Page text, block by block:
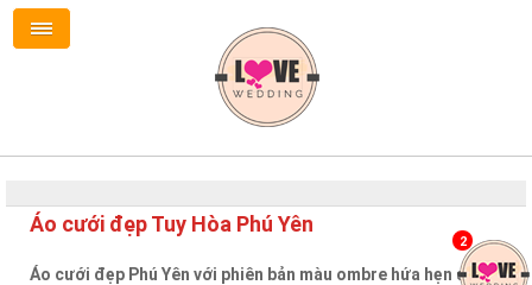
Áo cưới đẹp Tuy Hòa Phú Yên
Áo cưới đẹp Phú Yên với phiên bản màu ombre hứa hẹn sẽ
2